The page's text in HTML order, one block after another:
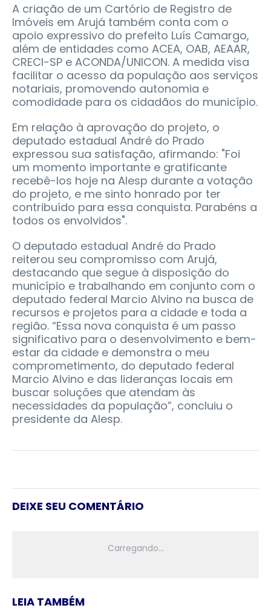
A criação de um Cartório de Registro de
Imóveis em Arujá também conta com o
apoio expressivo do prefeito Luís Camargo,
além de entidades como ACEA, OAB, AEAAR,
CRECI-SP e ACONDA/UNICON. A medida visa
facilitar o acesso da população aos serviços
notariais, promovendo autonomia e
comodidade para os cidadãos do município.
Em relação à aprovação do projeto, o
deputado estadual André do Prado
expressou sua satisfação, afirmando: "Foi
um momento importante e gratificante
recebê-los hoje na Alesp durante a votação
do projeto, e me sinto honrado por ter
contribuído para essa conquista. Parabéns a
todos os envolvidos".
O deputado estadual André do Prado
reiterou seu compromisso com Arujá,
destacando que segue à disposição do
município e trabalhando em conjunto com o
deputado federal Marcio Alvino na busca de
recursos e projetos para a cidade e toda a
região. “Essa nova conquista é um passo
significativo para o desenvolvimento e bem-
estar da cidade e demonstra o meu
comprometimento, do deputado federal
Marcio Alvino e das lideranças locais em
buscar soluções que atendam às
necessidades da população”, concluiu o
presidente da Alesp.
DEIXE SEU COMENTÁRIO
LEIA TAMBÉM